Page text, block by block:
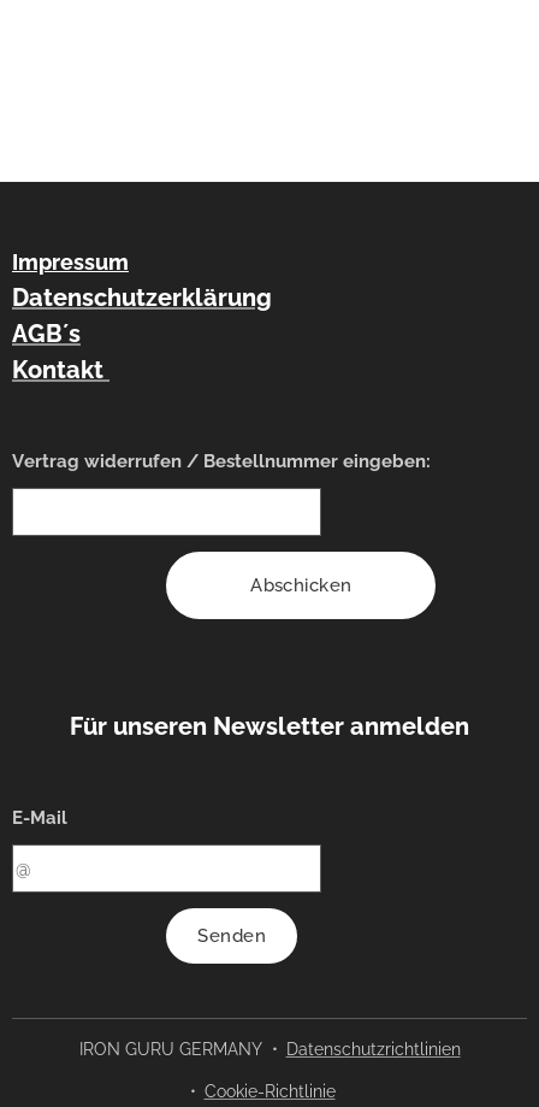
Impressum
Datenschutzerklärung
AGB´s
Kontakt
Vertrag widerrufen / Bestellnummer eingeben:
Abschicken
Für unseren Newsletter anmelden
E-Mail
Senden
IRON GURU GERMANY Datenschutzrichtlinien
Cookie-Richtlinie